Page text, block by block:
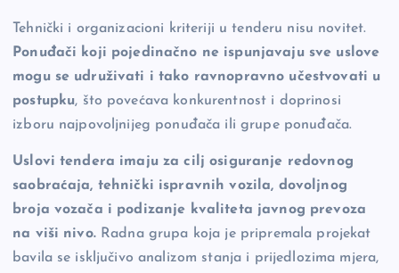
Tehnički i organizacioni kriteriji u tenderu nisu novitet.
Ponuđači koji pojedinačno ne ispunjavaju sve uslove
mogu se udruživati i tako ravnopravno učestvovati u
postupku, što povećava konkurentnost i doprinosi
izboru najpovoljnijeg ponuđača ili grupe ponuđača.
Uslovi tendera imaju za cilj osiguranje redovnog
saobraćaja, tehnički ispravnih vozila, dovoljnog
broja vozača i podizanje kvaliteta javnog prevoza
na viši nivo.Radna grupa koja je pripremala projekat
bavila se isključivo analizom stanja i prijedlozima mjera,